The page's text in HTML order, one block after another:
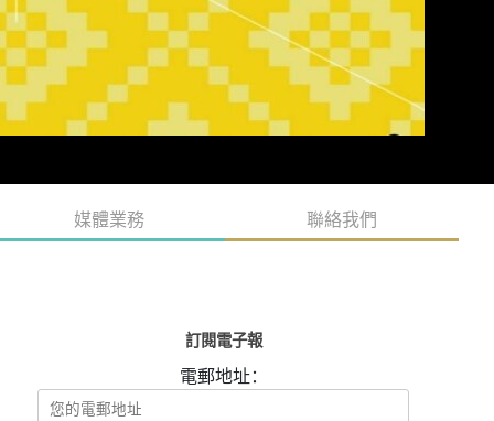
媒體業務 聯絡我們
訂閱電子報
電郵地址：